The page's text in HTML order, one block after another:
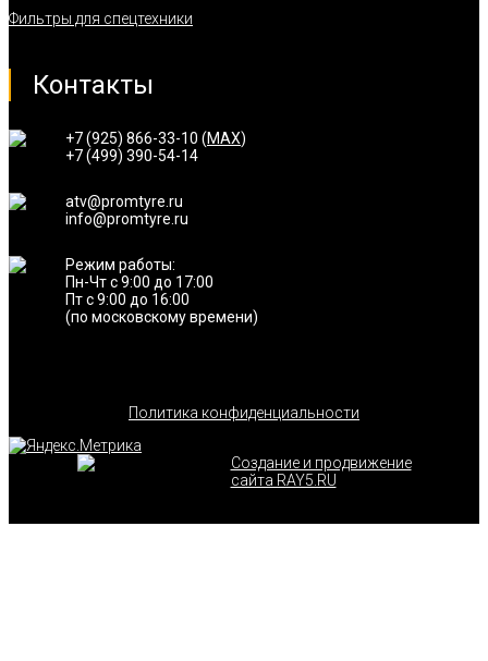
Фильтры для спецтехники
Контакты
+7 (925) 866-33-10 (MAX)
+7 (499) 390-54-14
atv@promtyre.ru
info@promtyre.ru
Режим работы:
Пн-Чт с 9:00 до 17:00
Пт с 9:00 до 16:00
(по московскому времени)
Политика конфиденциальности
Создание и продвижение
сайта RAY5.RU